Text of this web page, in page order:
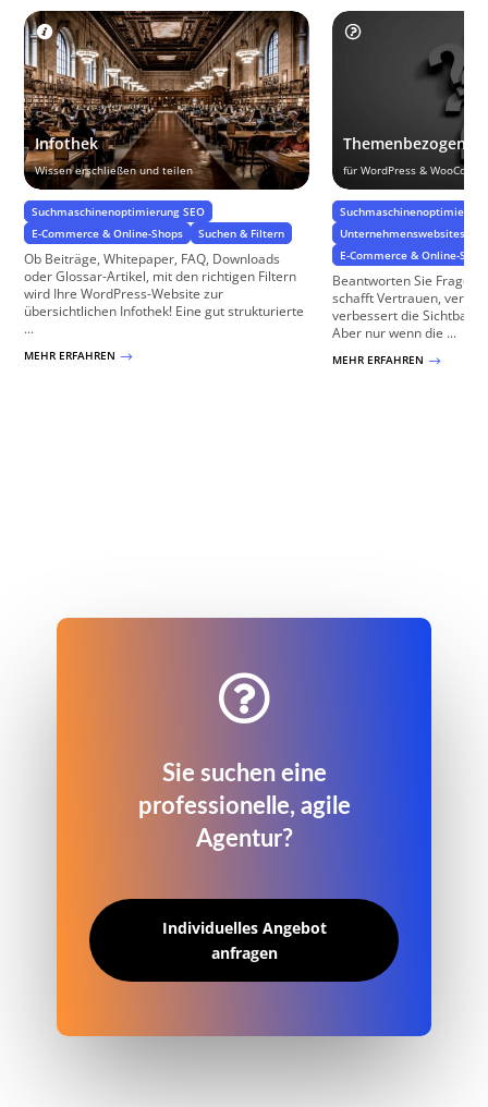
Infothek
Wissen erschließen und teilen
Suchmaschinenoptimierung SEO
E-Commerce & Online-Shops
Suchen & Filtern
Ob Beiträge, Whitepaper, FAQ, Downloads
oder Glossar-Artikel, mit den richtigen Filtern
wird Ihre WordPress-Website zur
übersichtlichen Infothek! Eine gut strukturierte
...
MEHR ERFAHREN $
Themenbezogene
für WordPress &
Suchmaschinenoptimierung
Unternehmenswebsites
E-Commerce & Online-
Beantworten Sie Fragen
schafft Vertrauen,
verbessert die
Aber nur wenn die ...
MEHR ERFAHREN $

Sie suchen eine
professionelle, agile
Agentur?
Individuelles Angebot
anfragen